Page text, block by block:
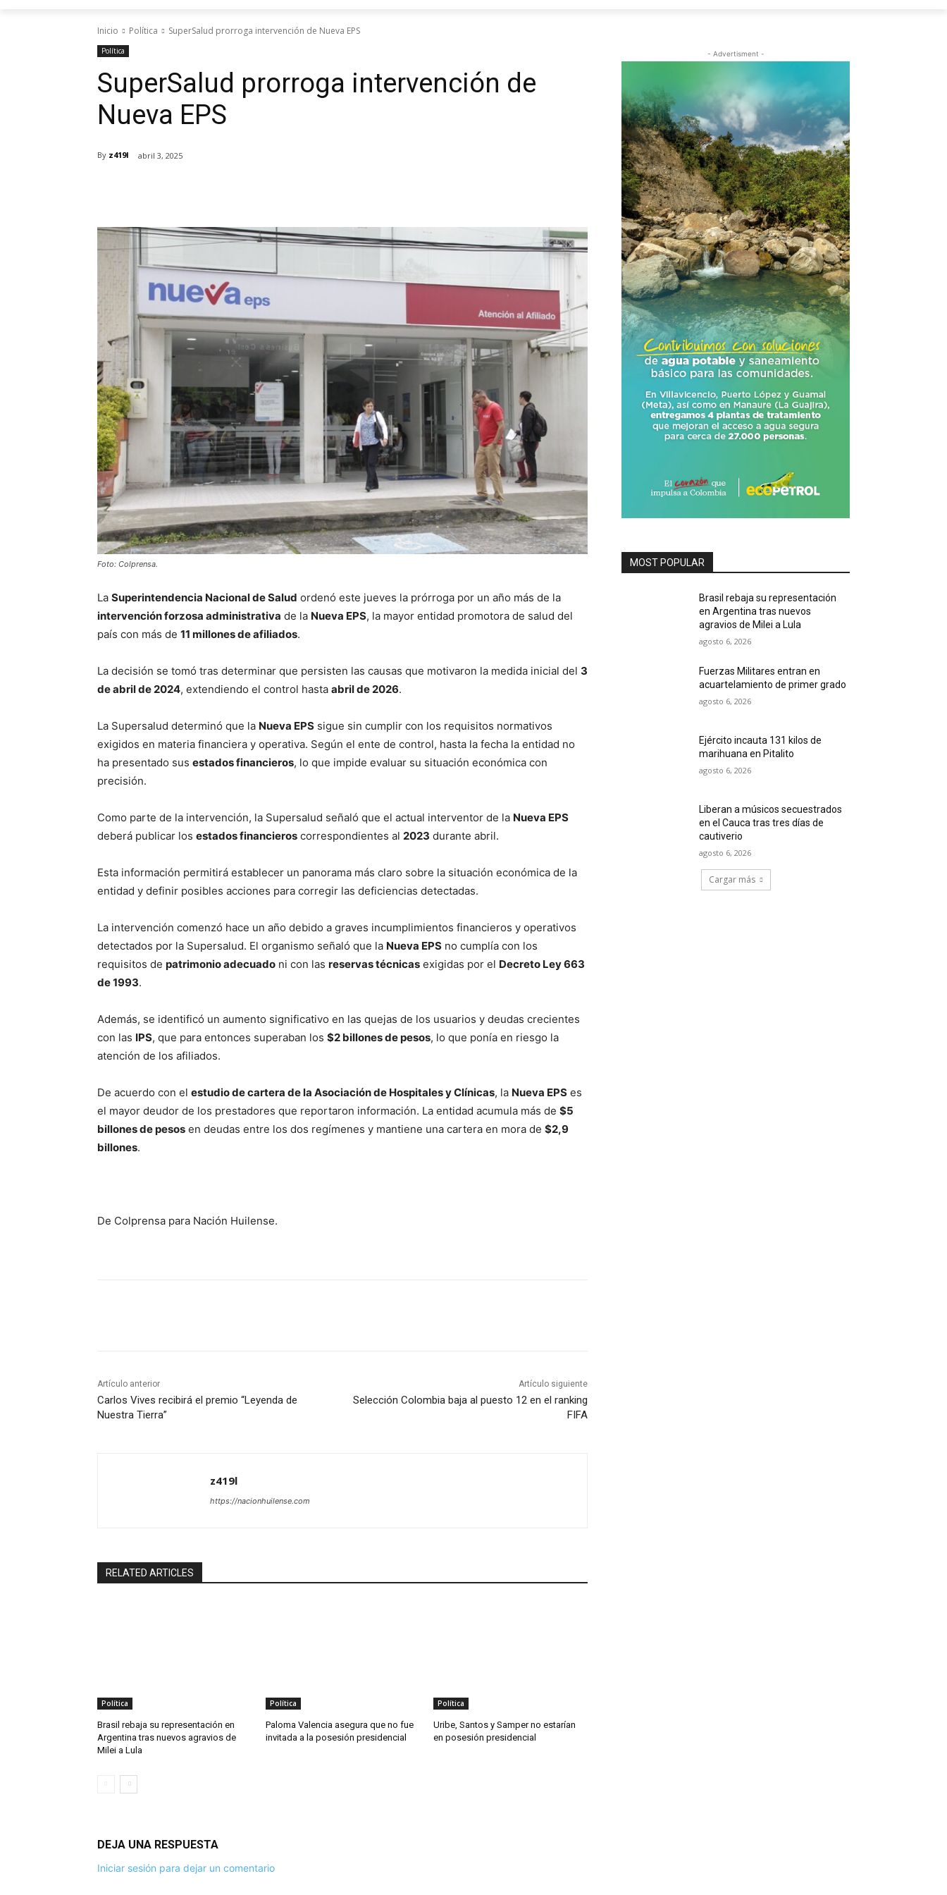
Inicio Política SuperSalud prorroga intervención de Nueva EPS
Política
SuperSalud prorroga intervención de
Nueva EPS
By z419l abril 3, 2025
Foto: Colprensa.
La Superintendencia Nacional de Salud ordenó este jueves la prórroga por un año más de la
intervención forzosa administrativa de la Nueva EPS, la mayor entidad promotora de salud del
país con más de 11 millones de afiliados.
La decisión se tomó tras determinar que persisten las causas que motivaron la medida inicial del 3
de abril de 2024, extendiendo el control hasta abril de 2026.
La Supersalud determinó que la Nueva EPS sigue sin cumplir con los requisitos normativos
exigidos en materia financiera y operativa. Según el ente de control, hasta la fecha la entidad no
ha presentado sus estados financieros, lo que impide evaluar su situación económica con
precisión.
Como parte de la intervención, la Supersalud señaló que el actual interventor de la Nueva EPS
deberá publicar los estados financieros correspondientes al 2023 durante abril.
Esta información permitirá establecer un panorama más claro sobre la situación económica de la
entidad y definir posibles acciones para corregir las deficiencias detectadas.
La intervención comenzó hace un año debido a graves incumplimientos financieros y operativos
detectados por la Supersalud. El organismo señaló que la Nueva EPS no cumplía con los
requisitos de patrimonio adecuado ni con las reservas técnicas exigidas por el Decreto Ley 663
de 1993.
Además, se identificó un aumento significativo en las quejas de los usuarios y deudas crecientes
con las IPS, que para entonces superaban los $2 billones de pesos, lo que ponía en riesgo la
atención de los afiliados.
De acuerdo con el estudio de cartera de la Asociación de Hospitales y Clínicas, la Nueva EPS es
el mayor deudor de los prestadores que reportaron información. La entidad acumula más de $5
billones de pesos en deudas entre los dos regímenes y mantiene una cartera en mora de $2,9
billones.
De Colprensa para Nación Huilense.
Artículo anterior
Carlos Vives recibirá el premio “Leyenda de
Nuestra Tierra”
Artículo siguiente
Selección Colombia baja al puesto 12 en el ranking
FIFA
z419l
https://nacionhuilense.com
RELATED ARTICLES
Política
Brasil rebaja su representación en
Argentina tras nuevos agravios de
Milei a Lula
Política
Paloma Valencia asegura que no fue
invitada a la posesión presidencial
Política
Uribe, Santos y Samper no estarían
en posesión presidencial
DEJA UNA RESPUESTA
Iniciar sesión para dejar un comentario
- Advertisment -
MOST POPULAR
Brasil rebaja su representación
en Argentina tras nuevos
agravios de Milei a Lula
agosto 6, 2026
Fuerzas Militares entran en
acuartelamiento de primer grado
agosto 6, 2026
Ejército incauta 131 kilos de
marihuana en Pitalito
agosto 6, 2026
Liberan a músicos secuestrados
en el Cauca tras tres días de
cautiverio
agosto 6, 2026
Cargar más